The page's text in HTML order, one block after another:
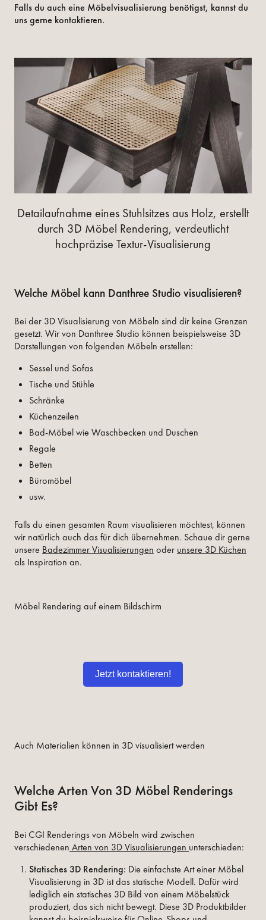
Falls du auch eine Möbelvisualisierung benötigst, kannst du
uns gerne kontaktieren.
Detailaufnahme eines Stuhlsitzes aus Holz, erstellt
durch 3D Möbel Rendering, verdeutlicht
hochpräzise Textur-Visualisierung
Welche Möbel kann Danthree Studio visualisieren?
Bei der 3D Visualisierung von Möbeln sind dir keine Grenzen
gesetzt. Wir von Danthree Studio können beispielsweise 3D
Darstellungen von folgenden Möbeln erstellen:
Sessel und Sofas
Tische und Stühle
Schränke
Küchenzeilen
Bad-Möbel wie Waschbecken und Duschen
Regale
Betten
Büromöbel
usw.
Falls du einen gesamten Raum visualisieren möchtest, können
wir natürlich auch das für dich übernehmen. Schaue dir gerne
unsere Badezimmer Visualisierungen oder unsere 3D Küchen
als Inspiration an.
Möbel Rendering auf einem Bildschirm
Jetzt kontaktieren!
Auch Materialien können in 3D visualisiert werden
Welche Arten Von 3D Möbel Renderings
Gibt Es?
Bei CGI Renderings von Möbeln wird zwischen
verschiedenen Arten von 3D Visualisierungen unterschieden:
Statisches 3D Rendering: Die einfachste Art einer Möbel
Visualisierung in 3D ist das statische Modell. Dafür wird
lediglich ein statisches 3D Bild von einem Möbelstück
produziert, das sich nicht bewegt. Diese 3D Produktbilder